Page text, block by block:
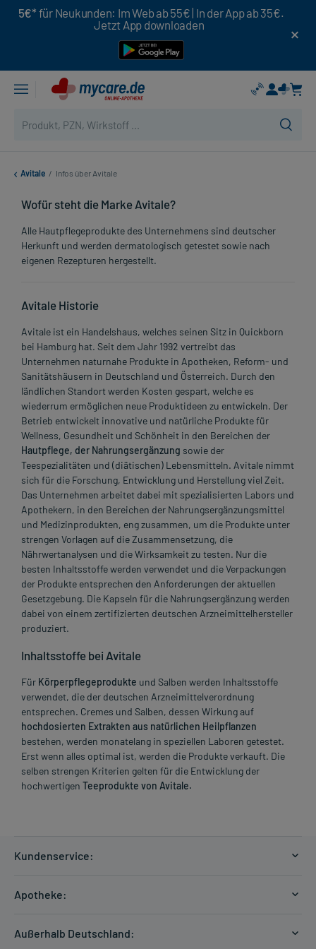
5€* für Neukunden: Im Web ab 55€ | In der App ab 35€.
Jetzt App downloaden
Avitale / Infos über Avitale
Wofür steht die Marke Avitale?
Alle Hautpflegeprodukte des Unternehmens sind deutscher
Herkunft und werden dermatologisch getestet sowie nach
eigenen Rezepturen hergestellt.
Avitale Historie
Avitale ist ein Handelshaus, welches seinen Sitz in Quickborn
bei Hamburg hat. Seit dem Jahr 1992 vertreibt das
Unternehmen naturnahe Produkte in Apotheken, Reform- und
Sanitätshäusern in Deutschland und Österreich. Durch den
ländlichen Standort werden Kosten gespart, welche es
wiederrum ermöglichen neue Produktideen zu entwickeln. Der
Betrieb entwickelt innovative und natürliche Produkte für
Wellness, Gesundheit und Schönheit in den Bereichen der
Hautpflege, der Nahrungsergänzung sowie der
Teespezialitäten und (diätischen) Lebensmitteln. Avitale nimmt
sich für die Forschung, Entwicklung und Herstellung viel Zeit.
Das Unternehmen arbeitet dabei mit spezialisierten Labors und
Apothekern, in den Bereichen der Nahrungsergänzungsmittel
und Medizinprodukten, eng zusammen, um die Produkte unter
strengen Vorlagen auf die Zusammensetzung, die
Nährwertanalysen und die Wirksamkeit zu testen. Nur die
besten Inhaltsstoffe werden verwendet und die Verpackungen
der Produkte entsprechen den Anforderungen der aktuellen
Gesetzgebung. Die Kapseln für die Nahrungsergänzung werden
dabei von einem zertifizierten deutschen Arzneimittelhersteller
produziert.
Inhaltsstoffe bei Avitale
Für Körperpflegeprodukte und Salben werden Inhaltsstoffe
verwendet, die der deutschen Arzneimittelverordnung
entsprechen. Cremes und Salben, dessen Wirkung auf
hochdosierten Extrakten aus natürlichen Heilpflanzen
bestehen, werden monatelang in speziellen Laboren getestet.
Erst wenn alles optimal ist, werden die Produkte verkauft. Die
selben strengen Kriterien gelten für die Entwicklung der
hochwertigen Teeprodukte von Avitale.
Kundenservice:
Zahlungsarten
Apotheke:
Außerhalb Deutschland: